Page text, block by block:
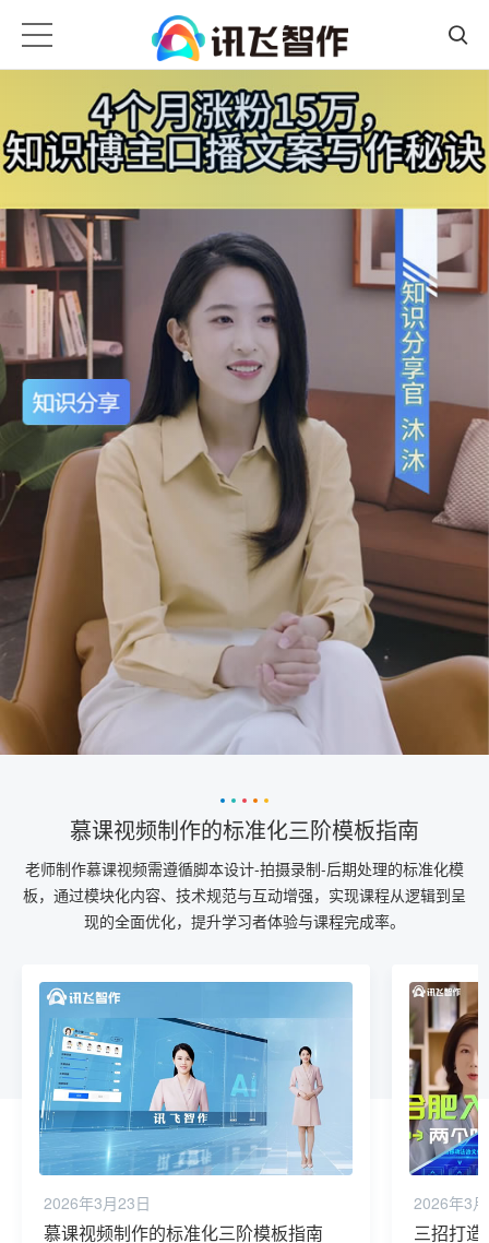
慕课视频制作的标准化三阶模板指南
老师制作慕课视频需遵循脚本设计-拍摄录制-后期处理的标准化模
板，通过模块化内容、技术规范与互动增强，实现课程从逻辑到呈
现的全面优化，提升学习者体验与课程完成率。
2026年3月23日
慕课视频制作的标准化三阶模板指南
2026年3
三招打造